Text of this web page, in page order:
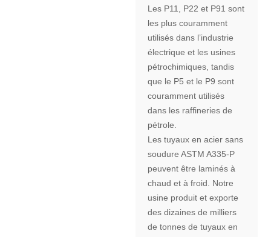
Les P11, P22 et P91 sont
les plus couramment
utilisés dans l’industrie
électrique et les usines
pétrochimiques, tandis
que le P5 et le P9 sont
couramment utilisés
dans les raffineries de
pétrole.
Les tuyaux en acier sans
soudure ASTM A335-P
peuvent être laminés à
chaud et à froid. Notre
usine produit et exporte
des dizaines de milliers
de tonnes de tuyaux en